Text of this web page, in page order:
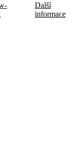
Další
informace